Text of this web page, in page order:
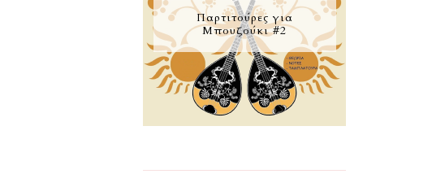
Παρτιτούρες για
Μπουζούκι #2